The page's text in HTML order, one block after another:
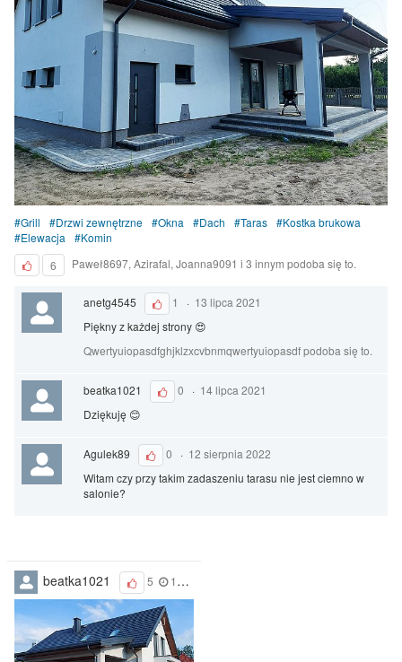
Grill Drzwi zewnętrzne Okna Dach Taras
Kostka brukowa
Elewacja
Komin
6
Paweł8697, Azirafal, Joanna9091 i 3 innym podoba się to.
anetg4545 1 · 13 lipca 2021
Piękny z każdej strony 😍
Qwertyuiopasdfghjklzxcvbnmqwertyuiopasdf podoba się to.
beatka1021 0 · 14 lipca 2021
Dziękuję 😊
Agulek89 0 · 12 sierpnia 2022
Witam czy przy takim zadaszeniu tarasu nie jest ciemno w
salonie?
beatka1021 5 11 lipca 2021